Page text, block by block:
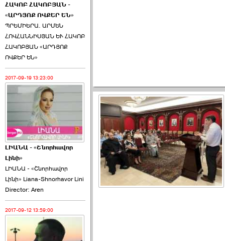
ՀԱԿՈԲ ՀԱԿՈԲՅԱՆ -
«ԱՐԴՅՈՔ ՈՎՔԵՐ ԵՆ»
ՊՐԵՄԻԵՐԱ. ԱՐՄԵՆ
ՀՈՎՀԱՆՆԻՍՅԱՆ ԵՒ ՀԱԿՈԲ
ՀԱԿՈԲՅԱՆ «ԱՐԴՅՈՔ
ՈՎՔԵՐ ԵՆ»
2017-09-19 13:23:00
ԼԻԱՆԱ - «Շնորհավոր
Լինի»
ԼԻԱՆԱ - «Շնորհավոր
Լինի» Liana-Shnorhavor Lini
Director: Aren
2017-09-12 13:59:00